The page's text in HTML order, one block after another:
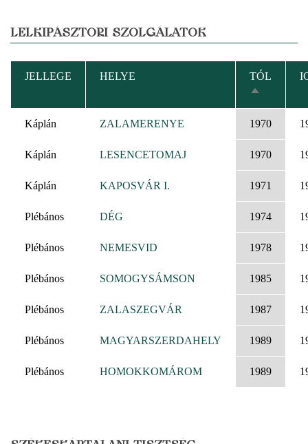
LELKIPÁSZTORI SZOLGÁLATOK
JELLEGE HELYE
TÓL
RENDEZÉS
Káplán ZALAMERENYE 1970
Káplán LESENCETOMAJ 1970
Káplán KAPOSVÁR I. 1971
Plébános DÉG 1974
Plébános NEMESVID 1978
Plébános SOMOGYSÁMSON 1985
Plébános ZALASZEGVÁR 1987
Plébános MAGYARSZERDAHELY 1989
Plébános HOMOKKOMÁROM 1989